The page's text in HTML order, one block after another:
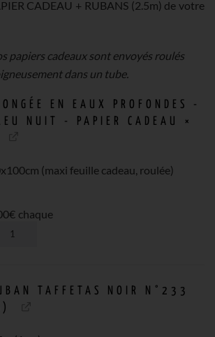
CADEAU + RUBANS (2.5m) de votre
papiers cadeaux sont envoyés roulés
dans un tube.
EN EAUX PROFONDES -
NUIT - PAPIER CADEAU
×
(maxi feuille cadeau, roulée)
€ chaque
TAFFETAS NOIR N°233